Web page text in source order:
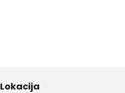
Lokacija